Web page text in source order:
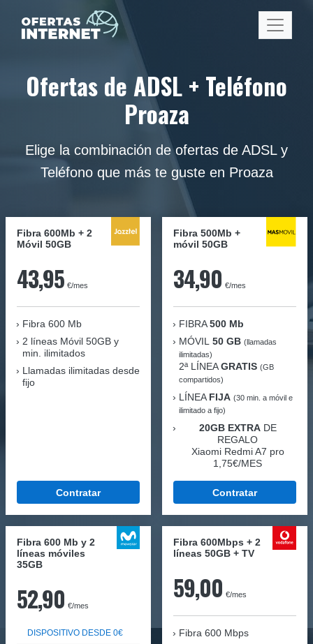
Ofertas de ADSL + Teléfono
Proaza
Elige la combinación de ofertas de ADSL y
Teléfono que más te guste en Proaza
Fibra 600Mb + 2
Móvil 50GB
43,95 €/mes
Fibra 600 Mb
2 líneas Móvil 50GB y
min. ilimitados
Llamadas ilimitadas desde
fijo
Contratar
Fibra 500Mb +
móvil 50GB
34,90 €/mes
FIBRA 500 Mb
MÓVIL 50 GB (llamadas
ilimitadas)
2ª LÍNEAGRATIS (GB
compartidos)
LÍNEA FIJA (30 min. a móvil e
ilimitado a fijo)
20GB EXTRADE
REGALO
Xiaomi Redmi A7 pro
1,75€/MES
Contratar
Fibra 600 Mb y 2
líneas móviles
35GB
52,90 €/mes
DISPOSITIVO DESDE 0€
Fibra 600Mbps + 2
líneas 50GB + TV
59,00 €/mes
Fibra 600 Mbps